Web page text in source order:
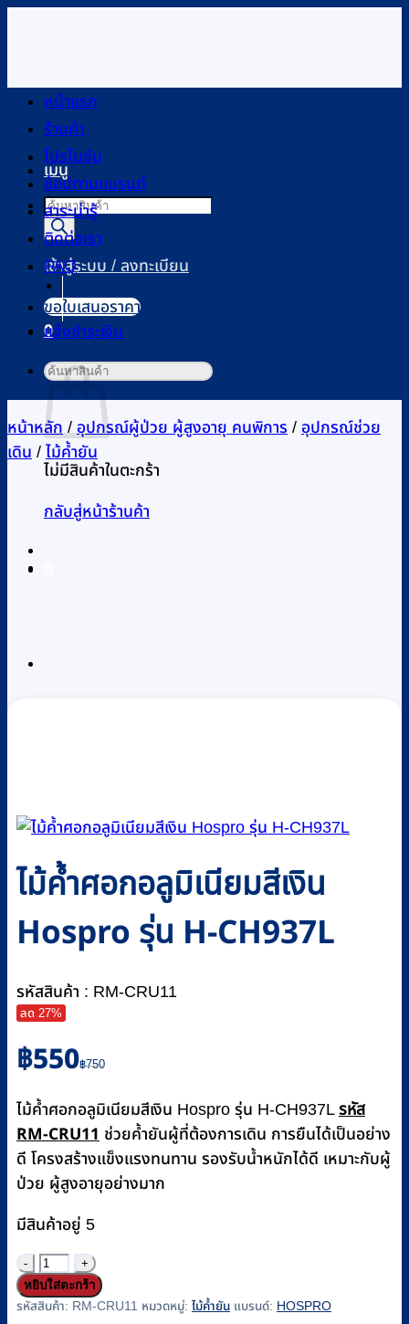
เนื้อหา
เมนู
Products
search
เข้าสู่ระบบ / ลงทะเบียน
0
ไม่มีสินค้าในตะกร้า
กลับสู่หน้าร้านค้า
หน้าแรก
ร้านค้า
โปรโมชัน
ช้อปตามแบรนด์
สาระน่ารู้
ติดต่อเรา
FAQ
ขอใบเสนอราคา
แจ้งชำระเงิน
ค้นหา:
หน้าหลัก / อุปกรณ์ผู้ป่วย ผู้สูงอายุ คนพิการ / อุปกรณ์ช่วย
เดิน / ไม้ค้ำยัน
ไม้ค้ำศอกอลูมิเนียมสีเงิน
Hospro รุ่น H-CH937L
รหัสสินค้า : RM-CRU11
ลด 27%
฿750
Original
price
฿750.
฿550
Current
price
฿550.
ไม้ค้ำศอกอลูมิเนียมสีเงิน Hospro รุ่น H-CH937L รหัส
RM-CRU11 ช่วยค้ำยันผู้ที่ต้องการเดิน การยืนได้เป็นอย่าง
ดี โครงสร้างแข็งแรงทนทาน รองรับน้ำหนักได้ดี เหมาะกับผู้
ป่วย ผู้สูงอายุอย่างมาก
มีสินค้าอยู่ 5
จำนวน
ไม้
ค้ำ
หยิบใส่ตะกร้า
รหัสสินค้า: RM-CRU11 หมวดหมู่: ไม้ค้ำยัน แบรนด์: HOSPRO